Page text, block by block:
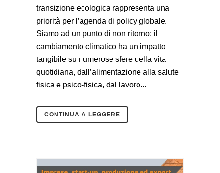
transizione ecologica rappresenta una
priorità per l’agenda di policy globale.
Siamo ad un punto di non ritorno: il
cambiamento climatico ha un impatto
tangibile su numerose sfere della vita
quotidiana, dall’alimentazione alla salute
fisica e psico-fisica, dal lavoro...
CONTINUA A LEGGERE